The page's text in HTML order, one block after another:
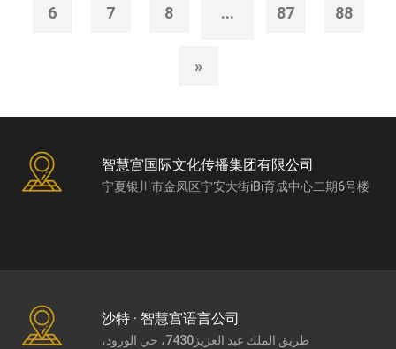
6 7 8 ... 87 88
»
智慧宫国际文化传播集团有限公司
宁夏银川市金凤区宁安大街iBi育成中心二期6号楼
沙特 · 智慧宫语言公司
طريق الملك عبد العزيز7430، حي الورود،